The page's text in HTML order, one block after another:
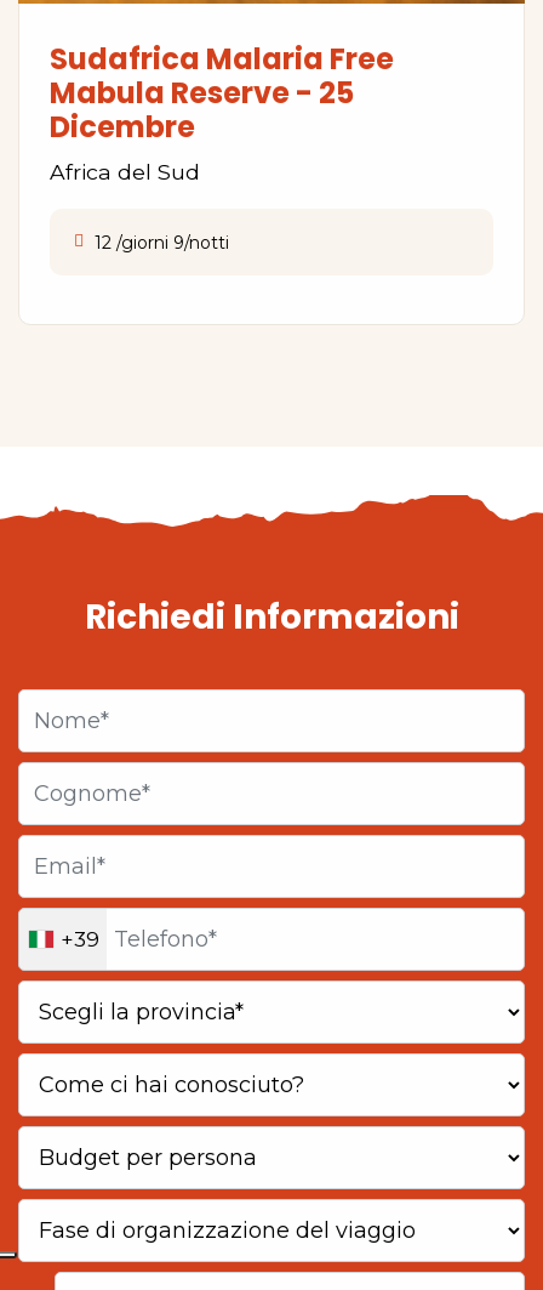
Sudafrica Malaria Free
Mabula Reserve - 25
Dicembre
Africa del Sud
12 /giorni 9/notti
Richiedi Informazioni
+39